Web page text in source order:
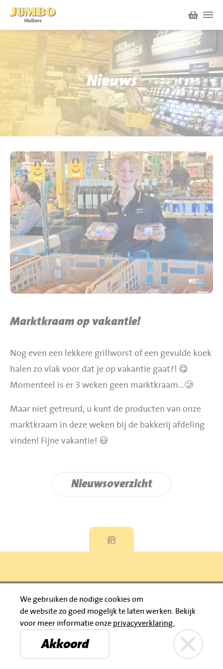
Winkels
P.W.A. Park
Bruïneplein
Nieuws
Acties
Werken bij Jumbo Huibers
Vacatures en Solliciteren
Werken en leren
Jumbo.com
BBQ gigant webshop
Jumbo Huibers Specials
© 2026 Jumbo Huibers
Nieuws
Marktkraam op vakantie!
Nog even een lekkere grillworst of een gevulde koek
halen zo vlak voor dat je op vakantie gaat?! 😋
Momenteel is er 3 weken geen marktkraam…🥲
Maar niet getreurd, u kunt de producten van onze
marktkraam in deze weken bij de bakkerij afdeling
vinden! Fijne vakantie! 😃
Nieuwsoverzicht
Bruïneplein Petenbos
Privacyverklaring
© 2026 Jumbo Huibers
IBAN: NL92 RABO 0395111021
Jumbo Huibers
We gebruiken de nodige cookies om
de website zo goed mogelijk te laten werken.
Bekijk
voor meer informatie onze privacyverklaring.
Akkoord